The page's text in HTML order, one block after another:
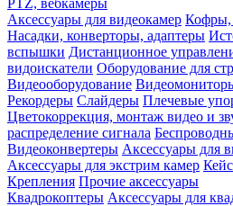
PTZ, вебкамеры
Аксессуары для видеокамер Кофры,
Насадки, конверторы, адаптеры
вспышки Дистанционное
видоискатели Оборудование для
Видеооборудование
Рекордеры Слайдеры Плечевые
Цветокоррекция, монтаж видео и
распределение сигнала
Видеоконвертеры Аксессуары для
Аксессуары для экстрим камер
Крепления Прочие аксессуары
Квадрокоптеры Аксессуары для